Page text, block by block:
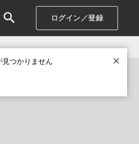
ログイン／登録
見つかりません